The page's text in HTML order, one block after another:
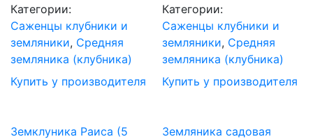
Категории:
Саженцы клубники и
земляники, Средняя
земляника (клубника)
Купить у производителя
Категории:
Саженцы клубники и
земляники, Средняя
земляника (клубника)
Купить у производителя
Земклуника Раиса (5
Земляника садовая